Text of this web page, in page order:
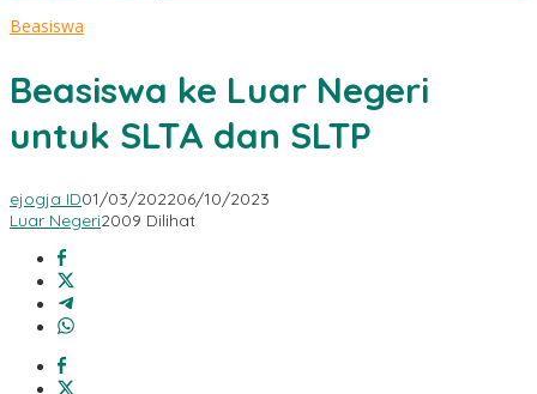
Beasiswa
Beasiswa ke Luar Negeri
untuk SLTA dan SLTP
ejogja ID01/03/202206/10/2023
Luar Negeri2009 Dilihat